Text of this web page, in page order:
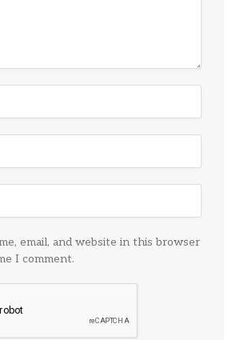
email, and website in this browser
I comment.